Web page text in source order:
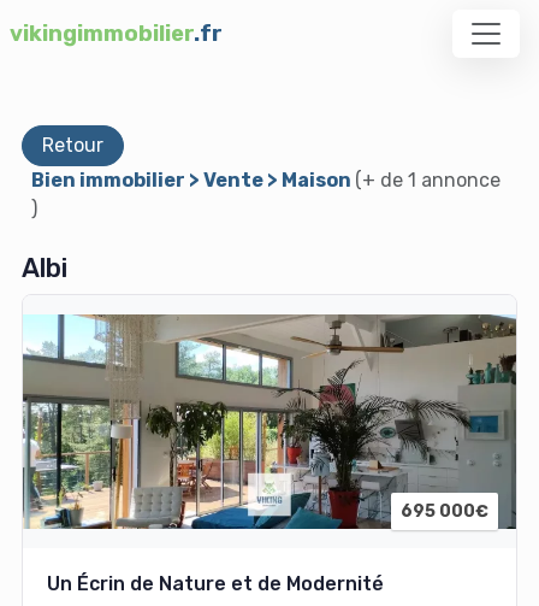
vikingimmobilier.fr
Retour
Bien immobilier > Vente > Maison (+ de 1 annonce
)
Albi
695 000€
Un Écrin de Nature et de Modernité